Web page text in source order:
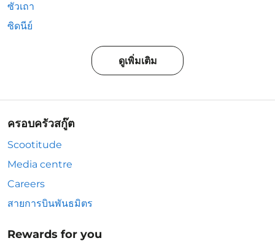
ซัวเถา
ซิดนีย์
ดูเพิ่มเติม
ครอบครัวสกู๊ต
Scootitude
Media centre
Careers
สายการบินพันธมิตร
Rewards for you